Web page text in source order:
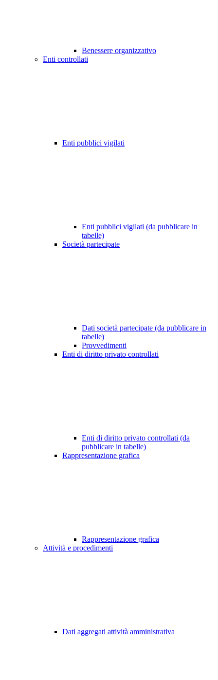
Benessere organizzativo
Enti controllati
Enti pubblici vigilati
Enti pubblici vigilati (da pubblicare in
tabelle)
Società partecipate
Dati società partecipate (da pubblicare in
tabelle)
Provvedimenti
Enti di diritto privato controllati
Enti di diritto privato controllati (da
pubblicare in tabelle)
Rappresentazione grafica
Rappresentazione grafica
Attività e procedimenti
Dati aggregati attività amministrativa